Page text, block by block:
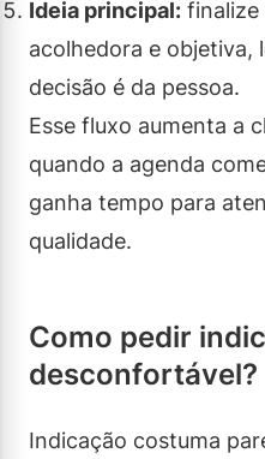
Ideia principal: finalize
acolhedora e objetiva,
decisão é da pessoa.
Esse fluxo aumenta a
quando a agenda
ganha tempo para
qualidade.
Como pedir
desconfortável?
Indicação costuma